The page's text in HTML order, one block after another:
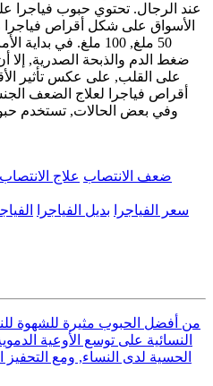
عند الرجال. تحتوي حبوب فياجرا
50 ملغ, 100 ملغ. في
ضغط الدم والذبحة الصدرية, إلا
على القلب, على عكس تأثير
أقراص فياجرا لعلاج الضعف
ضعف الانتصاب علاج الانتصاب
سعر الفياجرا
بديل الفياجرا
النسائية على توسع الأوعية
الحسية لدى النساء, ومع